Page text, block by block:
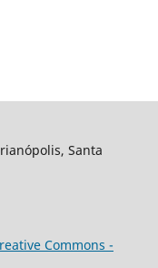
Santa
Commons -